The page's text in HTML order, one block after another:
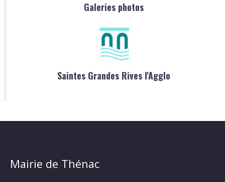
Galeries photos
Saintes Grandes Rives l'Agglo
Mairie de Thénac